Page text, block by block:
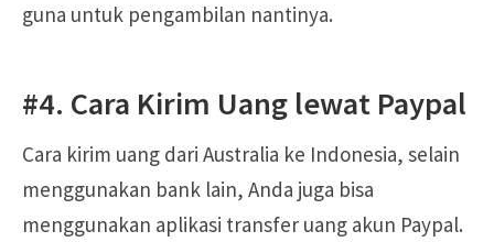
guna untuk pengambilan nantinya.
#4. Cara Kirim Uang lewat Paypal
Cara kirim uang dari Australia ke Indonesia, selain
menggunakan bank lain, Anda juga bisa
menggunakan aplikasi transfer uang akun Paypal.